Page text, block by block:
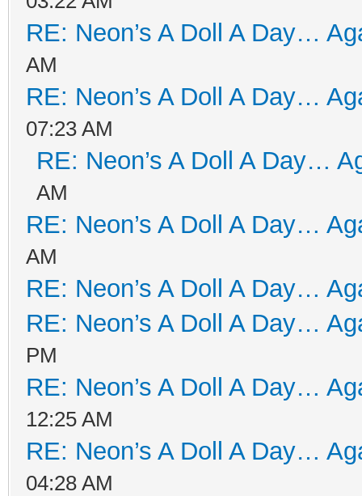
RE: Neon’s A Doll A Day…
AM
RE: Neon’s A Doll A Day…
07:23 AM
RE: Neon’s A Doll A Day…
AM
RE: Neon’s A Doll A Day…
AM
RE: Neon’s A Doll A Day…
RE: Neon’s A Doll A Day…
PM
RE: Neon’s A Doll A Day…
12:25 AM
RE: Neon’s A Doll A Day…
04:28 AM